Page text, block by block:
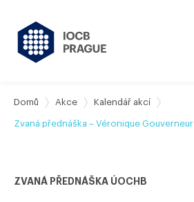
O nás
Výzkum
Domů Akce Kalendář akcí
Zvaná přednáška – Véronique Gouverneur
ZVANÁ PŘEDNÁŠKA ÚOCHB